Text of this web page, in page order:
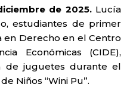
de 2025.Lucía
estudiantes de primer
en Derecho en el Centro
Económicas (CIDE),
de juguetes durante el
Niños “Wini Pu”.